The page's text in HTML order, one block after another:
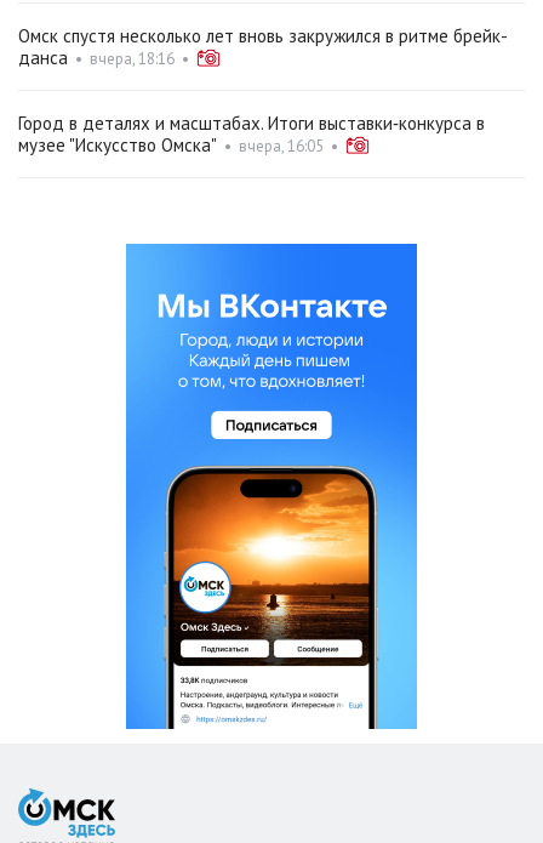
Омск спустя несколько лет вновь закружился в ритме брейк-
данса • вчера, 18:16 •
Город в деталях и масштабах. Итоги выставки‑конкурса в
музее "Искусство Омска" • вчера, 16:05 •